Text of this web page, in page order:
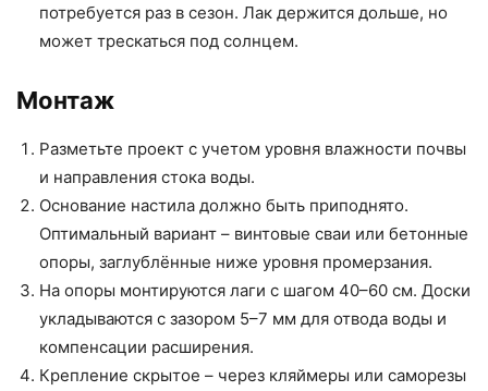
потребуется раз в сезон. Лак держится дольше, но
может трескаться под солнцем.
Монтаж
Разметьте проект с учетом уровня влажности почвы
и направления стока воды.
Основание настила должно быть приподнято.
Оптимальный вариант – винтовые сваи или бетонные
опоры, заглублённые ниже уровня промерзания.
На опоры монтируются лаги с шагом 40–60 см. Доски
укладываются с зазором 5–7 мм для отвода воды и
компенсации расширения.
Крепление скрытое – через кляймеры или саморезы